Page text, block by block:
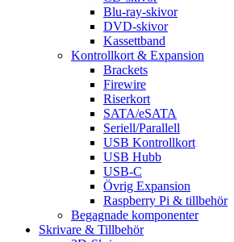
Blu-ray-skivor
DVD-skivor
Kassettband
Kontrollkort & Expansion
Brackets
Firewire
Riserkort
SATA/eSATA
Seriell/Parallell
USB Kontrollkort
USB Hubb
USB-C
Övrig Expansion
Raspberry Pi & tillbehör
Begagnade komponenter
Skrivare & Tillbehör